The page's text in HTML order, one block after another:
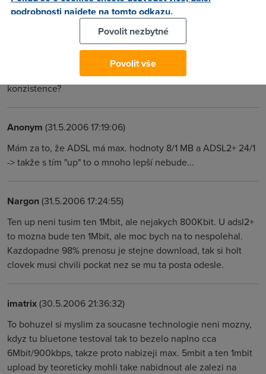
cca 240 kbit...
(31.5.2006 22:13:21)
Nechceš si tu větu přezkoumat z hlediska logické
konzistence?
Anonym (31.5.2006 17:19:06)
Mám za to, že ADSL má max. hodnoty 8/1 MB a ADSL2+ 24/1
-> takže s tím "up" to o mnoho lepší nebude...
Nargon(31.5.2006 17:24:55)
Ten up neni tusim ten 1Mbit, ale nejakych 800Kbit. U adsl2+
to mozna bude ten 1Mbit, ale moc bych na to nespolehal.
Kazdopadne 98% prenosu je stejne download, tak si holt
clovek musi chvili pockat nez se mu ta posta odesle.
imatrix(30.5.2006 21:36:32)
To bohuzel si myslim za soucasne technologie neni mozny,
kdyz tu bluetone testoval tak to bezelo naplno cca
6Mbit/900kbps, takze proto nabizeji max. 5mbit a ten 1mbit
upload by teoreticky mohli take nabidnout ale zalezi na
podrobnosti najdete na tomto odkazu.
Povolit nezbytné
Povolit vše